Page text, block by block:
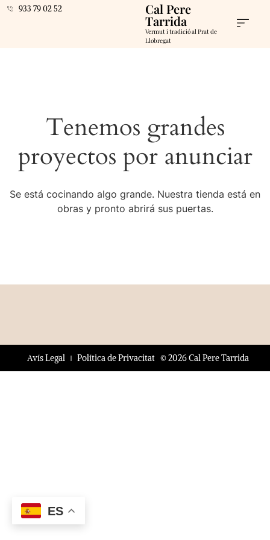
933 79 02 52 Cal Pere
Tarrida
Vermut i tradició al Prat de
Llobregat
Tenemos grandes
proyectos por anunciar
Se está cocinando algo grande. Nuestra tienda está en
obras y pronto abrirá sus puertas.
© 2026 Cal Pere Tarrida
Avís Legal Política de Privacitat
ES